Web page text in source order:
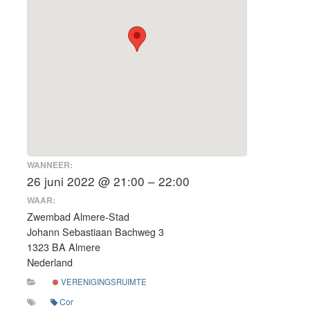
WANNEER:
26 juni 2022 @ 21:00 – 22:00
WAAR:
Zwembad Almere-Stad
Johann Sebastiaan Bachweg 3
1323 BA Almere
Nederland
VERENIGINGSRUIMTE
Cor